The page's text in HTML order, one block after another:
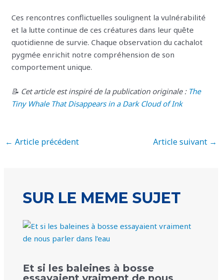
Ces rencontres conflictuelles soulignent la vulnérabilité
et la lutte continue de ces créatures dans leur quête
quotidienne de survie. Chaque observation du cachalot
pygmée enrichit notre compréhension de son
comportement unique.
📝 Cet article est inspiré de la publication originale : The
Tiny Whale That Disappears in a Dark Cloud of Ink
← Article précédent Article suivant →
SUR LE MEME SUJET
Et si les baleines à bosse